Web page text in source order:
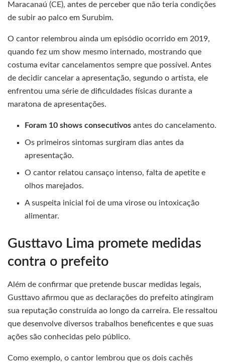
Maracanaú (CE), antes de perceber que não teria condições
de subir ao palco em Surubim.
O cantor relembrou ainda um episódio ocorrido em 2019,
quando fez um show mesmo internado, mostrando que
costuma evitar cancelamentos sempre que possível. Antes
de decidir cancelar a apresentação, segundo o artista, ele
enfrentou uma série de dificuldades físicas durante a
maratona de apresentações.
Foram 10 shows consecutivos antes do cancelamento.
Os primeiros sintomas surgiram dias antes da
apresentação.
O cantor relatou cansaço intenso, falta de apetite e
olhos marejados.
A suspeita inicial foi de uma virose ou intoxicação
alimentar.
Gusttavo Lima promete medidas
contra o prefeito
Além de confirmar que pretende buscar medidas legais,
Gusttavo afirmou que as declarações do prefeito atingiram
sua reputação construída ao longo da carreira. Ele ressaltou
que desenvolve diversos trabalhos beneficentes e que suas
ações são conhecidas pelo público.
Como exemplo, o cantor lembrou que os dois cachês